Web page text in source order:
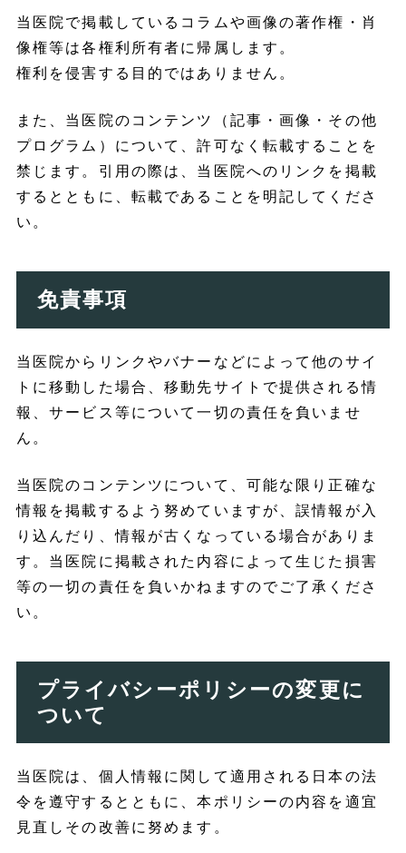
当医院で掲載しているコラムや画像の著作権・肖
像権等は各権利所有者に帰属します。
権利を侵害する目的ではありません。
また、当医院のコンテンツ（記事・画像・その他
プログラム）について、許可なく転載することを
禁じます。引用の際は、当医院へのリンクを掲載
するとともに、転載であることを明記してくださ
い。
免責事項
当医院からリンクやバナーなどによって他のサイ
トに移動した場合、移動先サイトで提供される情
報、サービス等について一切の責任を負いませ
ん。
当医院のコンテンツについて、可能な限り正確な
情報を掲載するよう努めていますが、誤情報が入
り込んだり、情報が古くなっている場合がありま
す。当医院に掲載された内容によって生じた損害
等の一切の責任を負いかねますのでご了承くださ
い。
プライバシーポリシーの変更に
ついて
当医院は、個人情報に関して適用される日本の法
令を遵守するとともに、本ポリシーの内容を適宜
見直しその改善に努めます。